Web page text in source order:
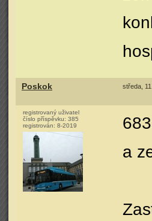
Poskok středa,
registrovaný uživatel
číslo příspěvku: 385
registrován: 8-2019
a